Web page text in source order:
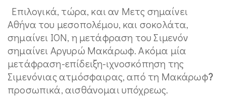
Επιλογικά, τώρα, και αν Μετς σημαίνει
Αθήνα του μεσοπολέμου, και σοκολάτα,
σημαίνει ΙΟΝ, η μετάφραση του Σιμενόν
σημαίνει Αργυρώ Μακάρωφ. Ακόμα μία
μετάφραση-επίδειξη-ιχνοσκόπηση της
Σιμενόνιας ατμόσφαιρας, από τη Μακάρωφ?
προσωπικά, αισθάνομαι υπόχρεως.